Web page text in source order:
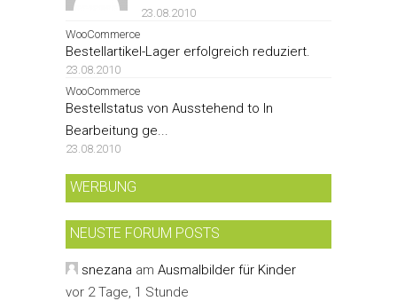
23.08.2010
WooCommerce
Bestellartikel-Lager erfolgreich reduziert.
23.08.2010
WooCommerce
Bestellstatus von Ausstehend to In
Bearbeitung ge...
23.08.2010
WERBUNG
NEUSTE FORUM POSTS
snezana am Ausmalbilder für Kinder
vor 2 Tage, 1 Stunde